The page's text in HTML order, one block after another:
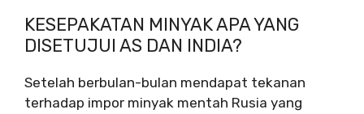
KESEPAKATAN MINYAK APA YANG
DISETUJUI AS DAN INDIA?
Setelah berbulan-bulan mendapat tekanan
terhadap impor minyak mentah Rusia yang